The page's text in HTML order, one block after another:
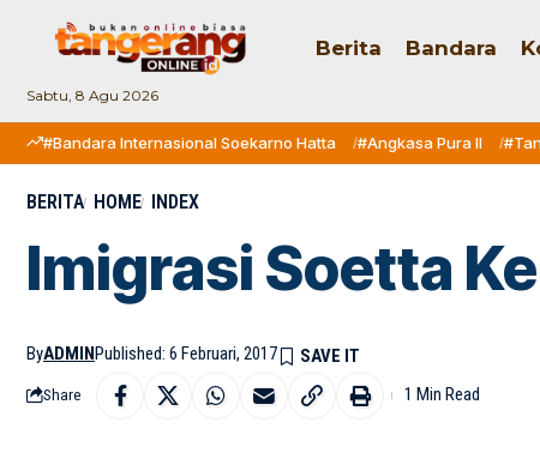
Sabtu, 8 Agu 2026
Berita Bandara
#Bandara Internasional Soekarno Hatta #Angkasa Pura II
BERITA HOME INDEX
Imigrasi Soetta
ByADMINPublished: 6 Februari, 2017
Share 1 Min Read